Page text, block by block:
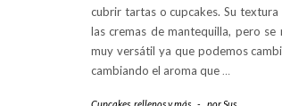
cubrir tartas o cupcakes. Su textura
las cremas de mantequilla, pero se
muy versátil ya que podemos
cambiando el aroma que …
Cupcakes, rellenos y más - porSus